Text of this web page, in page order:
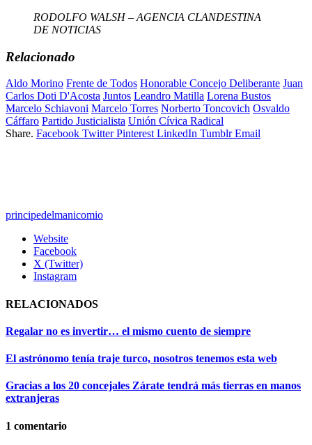
RODOLFO WALSH – AGENCIA CLANDESTINA
DE NOTICIAS
Relacionado
Aldo Morino Frente de Todos Honorable Concejo Deliberante Juan
Carlos Doti D'Acosta Juntos Leandro Matilla Lorena Bustos
Marcelo Schiavoni Marcelo Torres Norberto Toncovich Osvaldo
Cáffaro Partido Justicialista Unión Cívica Radical
Share. Facebook Twitter Pinterest LinkedIn Tumblr Email
principedelmanicomio
Website
Facebook
X (Twitter)
Instagram
RELACIONADOS
Regalar no es invertir… el mismo cuento de siempre
El astrónomo tenía traje turco, nosotros tenemos esta web
Gracias a los 20 concejales Zárate tendrá más tierras en manos
extranjeras
1 comentario